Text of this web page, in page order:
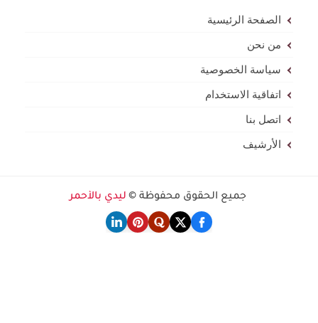
الصفحة الرئيسية
من نحن
سياسة الخصوصية
اتفاقية الاستخدام
اتصل بنا
الأرشيف
جميع الحقوق محفوظة ©ليدي بالأحمر